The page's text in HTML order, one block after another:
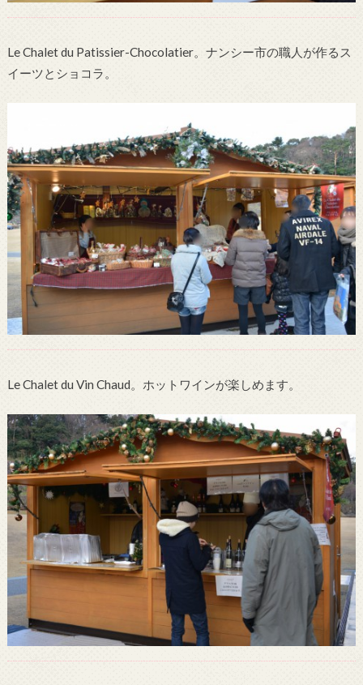
Le Chalet du Patissier-Chocolatier。ナンシー市の職人が作るス
イーツとショコラ。
Le Chalet du Vin Chaud。ホットワインが楽しめます。